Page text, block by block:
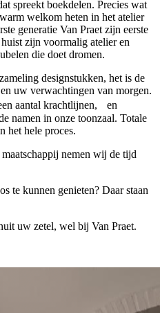
spreekt boekdelen. Precies wat
welkom heten in het atelier
generatie Van Praet zijn eerste
zijn voormalig atelier en
die doet dromen.
designstukken, het is de
uw verwachtingen van morgen.
aantal krachtlijnen, en
namen in onze toonzaal. Totale
het hele proces.
nemen wij de tijd
te kunnen genieten? Daar staan
uw zetel, wel bij Van Praet.